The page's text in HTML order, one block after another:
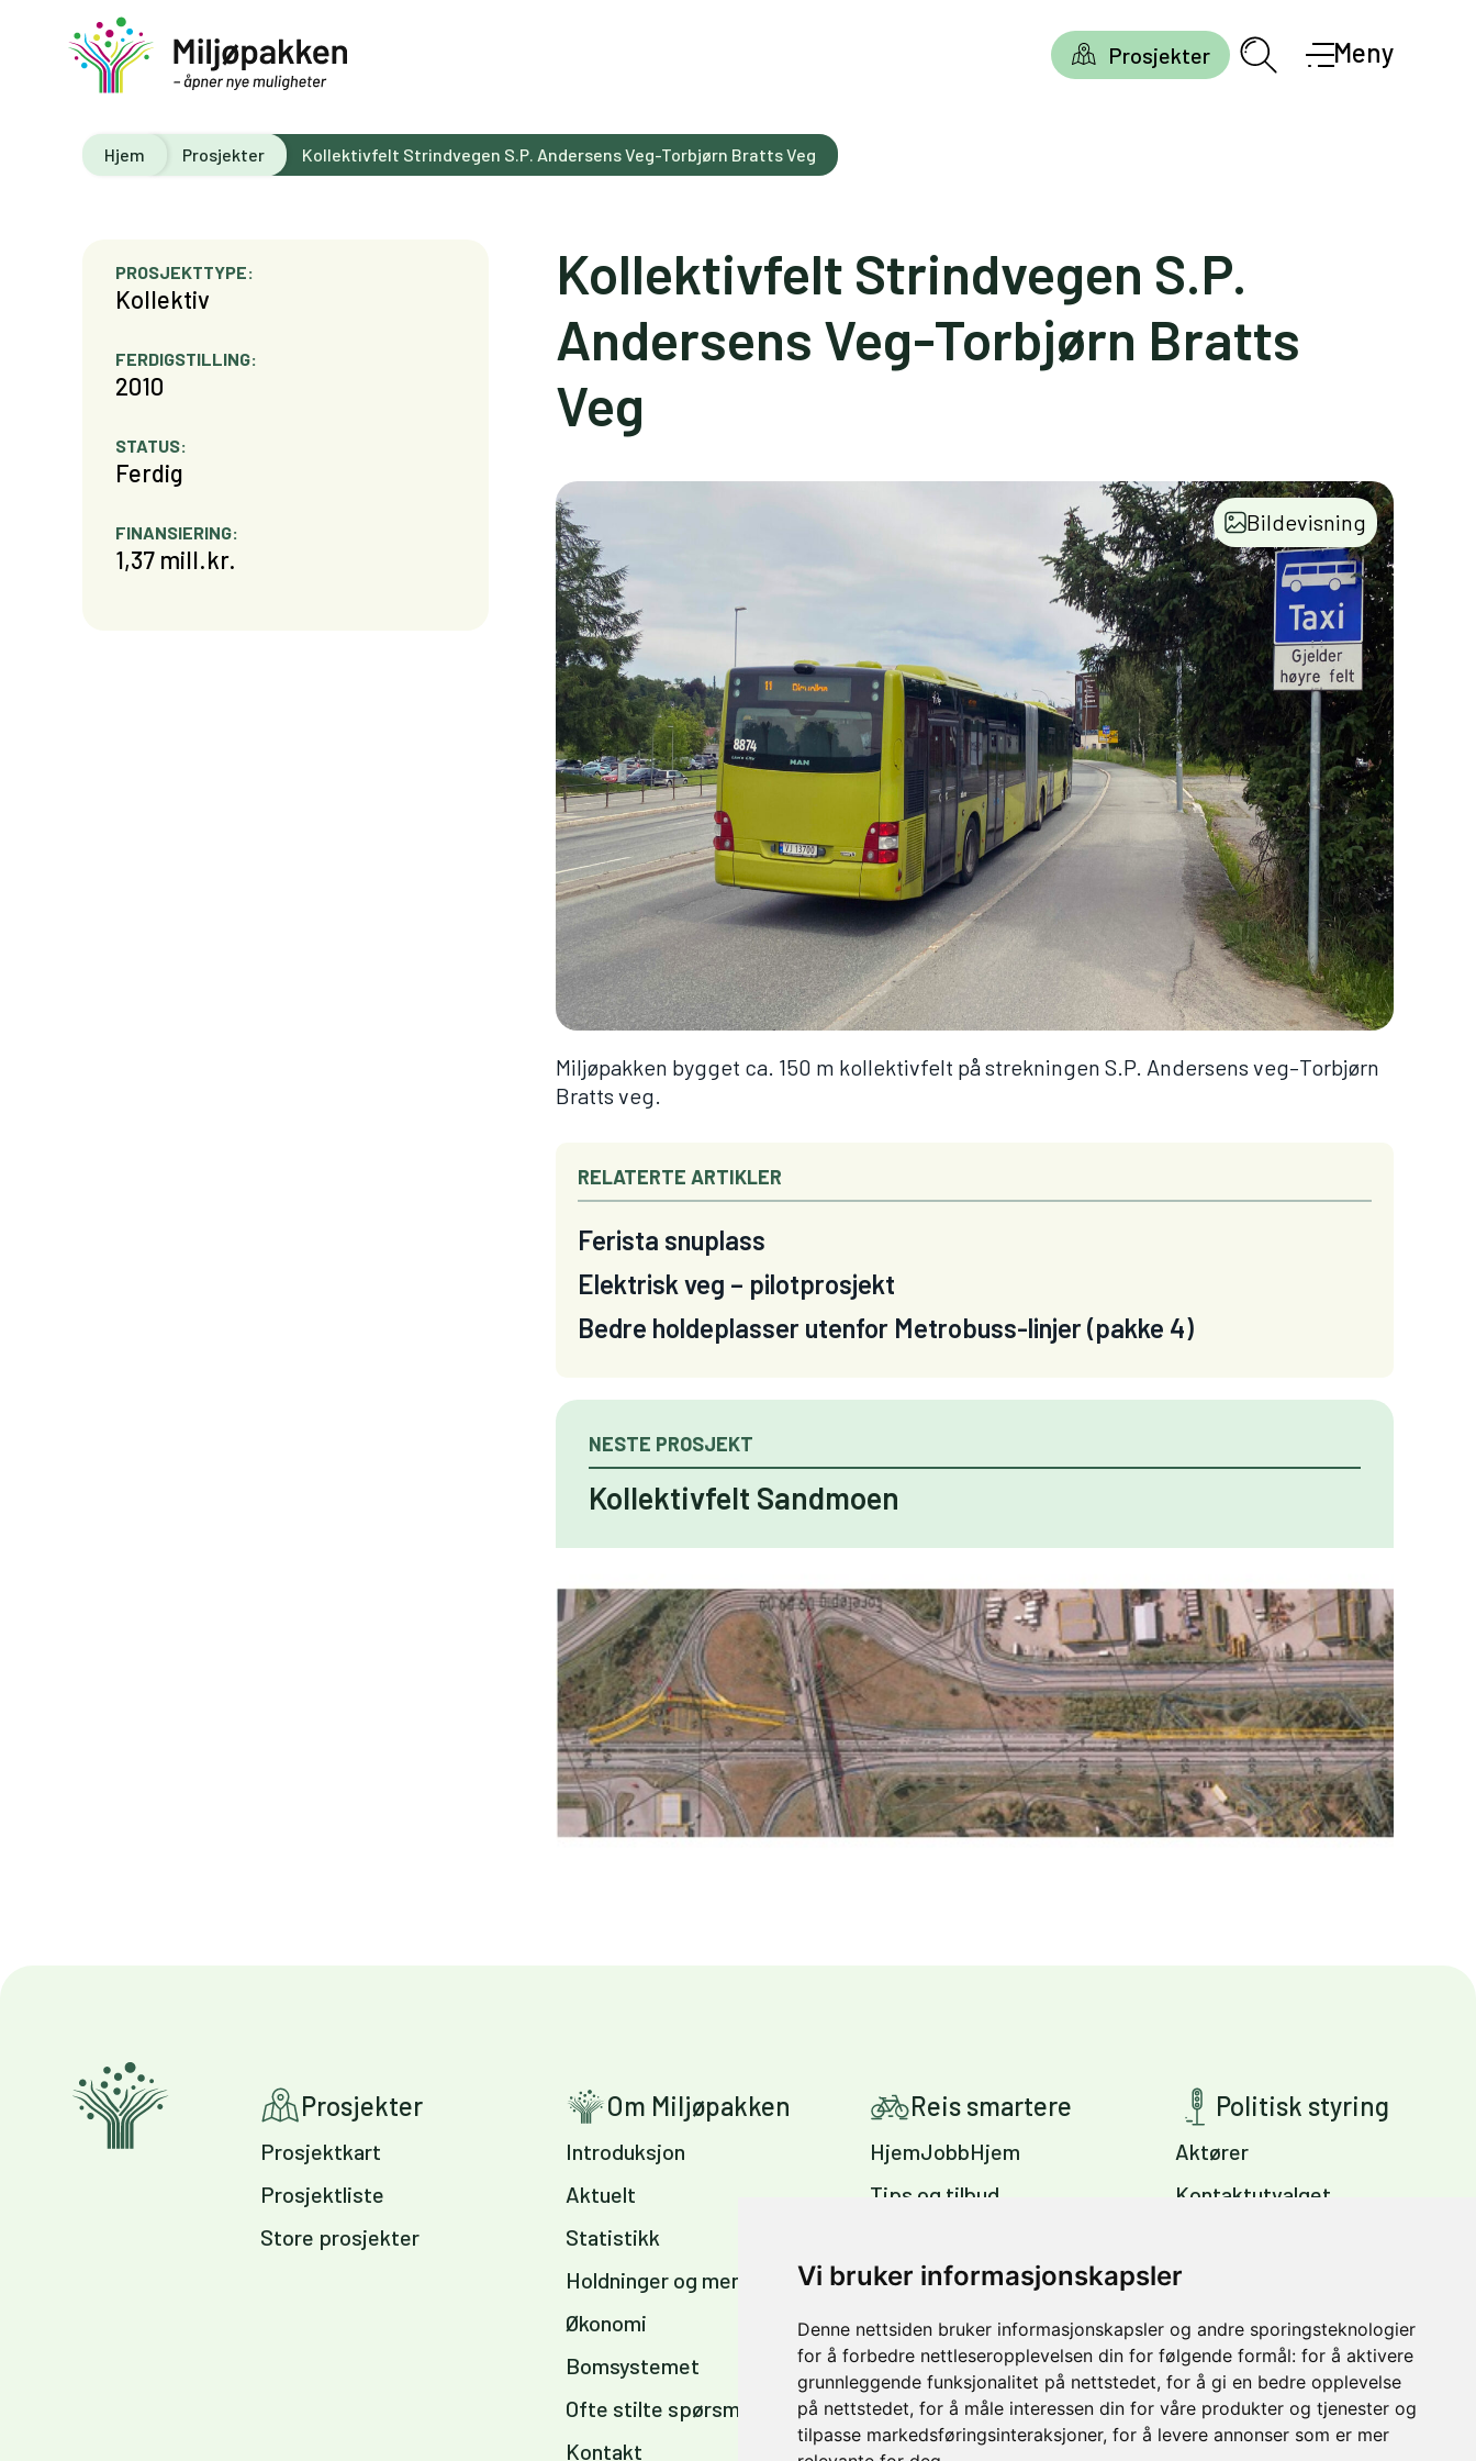
Vi bruker informasjonskapsler
Denne nettsiden bruker informasjonskapsler og andre sporingsteknologier
for å forbedre nettleseropplevelsen din for følgende formål: for å aktivere
grunnleggende funksjonalitet på nettstedet, for å gi en bedre opplevelse
på nettstedet, for å måle interessen din for våre produkter og tjenester og
tilpasse markedsføringsinteraksjoner, for å levere annonser som er mer
Prosjekter Meny
Hjem Prosjekter Kollektivfelt Strindvegen S.P. Andersens Veg-Torbjørn Bratts Veg
PROSJEKTTYPE:
Kollektiv
FERDIGSTILLING:
2010
STATUS:
Ferdig
FINANSIERING:
1,37 mill.kr.
Kollektivfelt Strindvegen S.P.
Andersens Veg-Torbjørn Bratts
Veg
Bildevisning
Miljøpakken bygget ca. 150 m kollektivfelt på strekningen S.P. Andersens veg–Torbjørn
Bratts veg.
RELATERTE ARTIKLER
Ferista snuplass
Elektrisk veg – pilotprosjekt
Bedre holdeplasser utenfor Metrobuss-linjer (pakke 4)
NESTE PROSJEKT
Kollektivfelt Sandmoen
Prosjekter
Prosjektkart
Prosjektliste
Store prosjekter
Om Miljøpakken
Introduksjon
Aktuelt
Statistikk
Holdninger og meninger
Økonomi
Bomsystemet
Ofte stilte spørsmål
Kontakt
Reis smartere
HjemJobbHjem
Tips og tilbud
arbeidsplass
sommer og vinter
Politisk styring
Aktører
Kontaktutvalget
Miljøpakkens mål